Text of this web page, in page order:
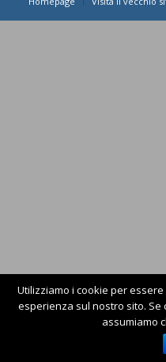
Utilizziamo i cookie per
esperienza sul nostro sito.
assumiamo